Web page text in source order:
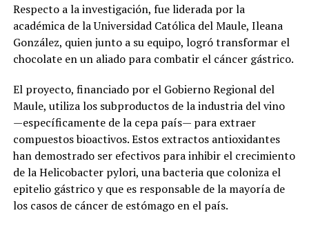
Respecto a la investigación, fue liderada por la
académica de la Universidad Católica del Maule, Ileana
González, quien junto a su equipo, logró transformar el
chocolate en un aliado para combatir el cáncer gástrico.
El proyecto, financiado por el Gobierno Regional del
Maule, utiliza los subproductos de la industria del vino
—específicamente de la cepa país— para extraer
compuestos bioactivos. Estos extractos antioxidantes
han demostrado ser efectivos para inhibir el crecimiento
de la Helicobacter pylori, una bacteria que coloniza el
epitelio gástrico y que es responsable de la mayoría de
los casos de cáncer de estómago en el país.